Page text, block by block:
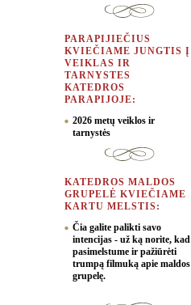
PARAPIJIEČIUS
KVIEČIAME JUNGTIS Į
VEIKLAS IR
TARNYSTES
KATEDROS
PARAPIJOJE:
2026 metų veiklos ir
tarnystės
KATEDROS MALDOS
GRUPELĖ KVIEČIAME
KARTU MELSTIS:
Čia galite palikti savo
intencijas - už ką norite, kad
pasimelstume ir pažiūrėti
trumpą filmuką apie maldos
grupelę.